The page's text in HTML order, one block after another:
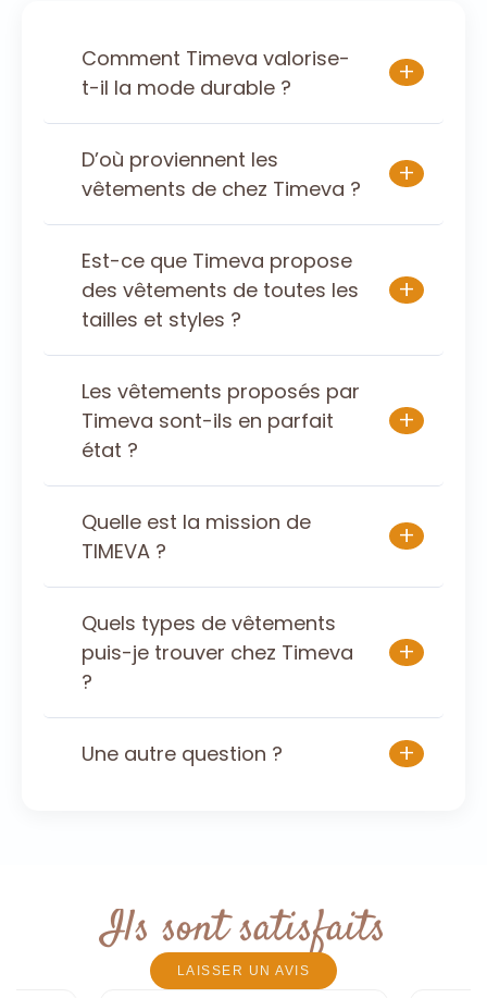
Comment Timeva valorise-
t-il la mode durable ?
+
D’où proviennent les
vêtements de chez Timeva ?
+
Est-ce que Timeva propose
des vêtements de toutes les
tailles et styles ?
+
Les vêtements proposés par
Timeva sont-ils en parfait
état ?
+
Quelle est la mission de
TIMEVA ?
+
Quels types de vêtements
puis-je trouver chez Timeva
?
+
Une autre question ? +
Ils sont satisfaits
LAISSER UN AVIS